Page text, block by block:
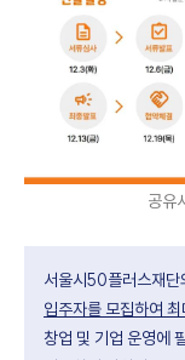
공유
서울시50플러스재단
입주자를 모집하여
창업 및 기업 운영에 필요한 컨